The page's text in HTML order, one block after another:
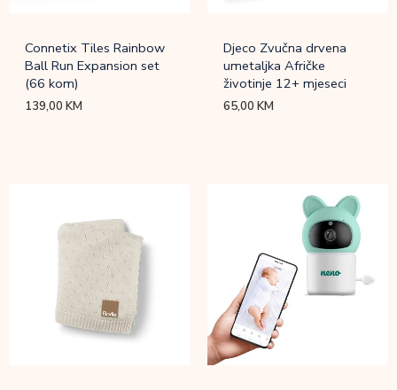
Connetix Tiles Rainbow
Ball Run Expansion set
(66 kom)
139,00KM
Djeco Zvučna drvena
umetaljka Afričke
životinje 12+ mjeseci
65,00KM